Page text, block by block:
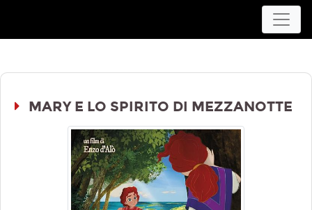
MARY E LO SPIRITO DI MEZZANOTTE